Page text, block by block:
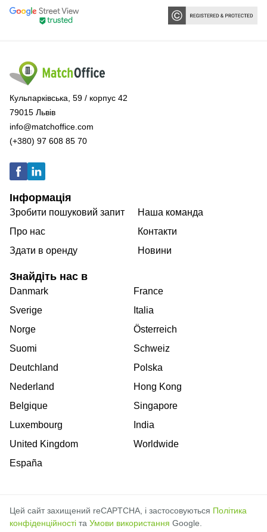
Кульпарківська, 59 / корпус 42
79015 Львів
info@matchoffice.com
(+380) 97 608 85 70
Інформація
Зробити пошуковий запит
Про нас
Здати в оренду
Наша команда
Контакти
Новини
Знайдіть нас в
Danmark
Sverige
Norge
Suomi
Deutchland
Nederland
Belgique
Luxembourg
United Kingdom
España
France
Italia
Österreich
Schweiz
Polska
Hong Kong
Singapore
India
Worldwide
Цей сайт захищений reCAPTCHA, і застосовуються Політика
конфіденційності та Умови використання Google.